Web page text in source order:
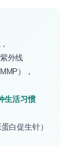
外线
），
生活习惯
白促生针）